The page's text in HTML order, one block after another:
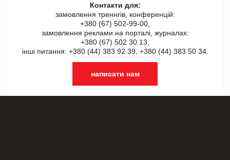
Контакти для:
замовлення треннгів, конференцій:
+380 (67) 502-99-00,
замовлення реклами на порталі, журналах:
+380 (67) 502 30 13,
інші питання: +380 (44) 383 92 39, +380 (44) 383 50 34.
написати нам